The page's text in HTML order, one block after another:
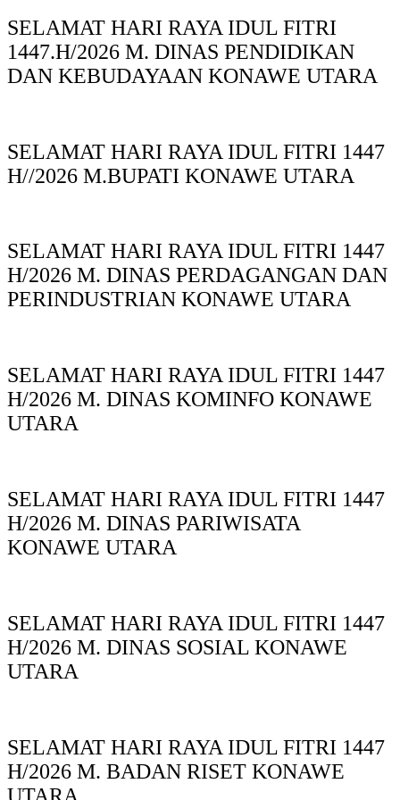
SELAMAT HARI RAYA IDUL FITRI
1447.H/2026 M. DINAS PENDIDIKAN
DAN KEBUDAYAAN KONAWE UTARA
SELAMAT HARI RAYA IDUL FITRI 1447
H//2026 M.BUPATI KONAWE UTARA
SELAMAT HARI RAYA IDUL FITRI 1447
H/2026 M. DINAS PERDAGANGAN DAN
PERINDUSTRIAN KONAWE UTARA
SELAMAT HARI RAYA IDUL FITRI 1447
H/2026 M. DINAS KOMINFO KONAWE
UTARA
SELAMAT HARI RAYA IDUL FITRI 1447
H/2026 M. DINAS PARIWISATA
KONAWE UTARA
SELAMAT HARI RAYA IDUL FITRI 1447
H/2026 M. DINAS SOSIAL KONAWE
UTARA
SELAMAT HARI RAYA IDUL FITRI 1447
H/2026 M. BADAN RISET KONAWE
UTARA